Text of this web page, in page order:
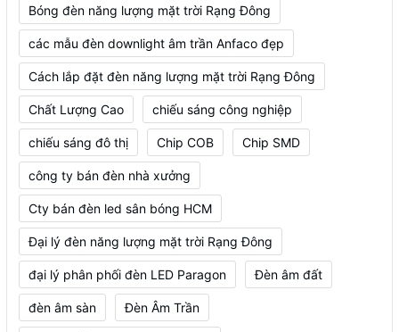
Bóng đèn năng lượng mặt trời Rạng Đông
các mẫu đèn downlight âm trần Anfaco đẹp
Cách lắp đặt đèn năng lượng mặt trời Rạng Đông
Chất Lượng Cao chiếu sáng công nghiệp
chiếu sáng đô thị Chip COB Chip SMD
công ty bán đèn nhà xưởng
Cty bán đèn led sân bóng HCM
Đại lý đèn năng lượng mặt trời Rạng Đông
đại lý phân phối đèn LED Paragon Đèn âm đất
đèn âm sàn Đèn Âm Trần